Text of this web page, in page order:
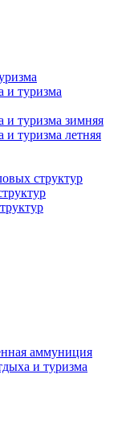
и туризма
и туризма зимняя
и туризма летняя
структур
аммуниция
и туризма